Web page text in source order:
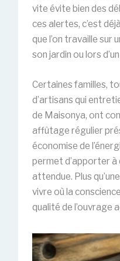
vite évite bien des
ces alertes, c’est
que l’on travaille sur
son jardin ou lors
Certaines familles,
d’artisans qui
de Maisonya, ont
affûtage régulier
économise de
permet d’apporter à
attendue. Plus
vivre où la
qualité de l’ouvrage